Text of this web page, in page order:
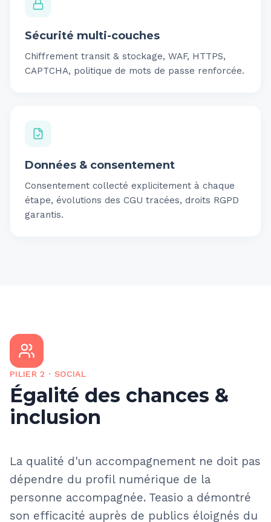
Sécurité multi-couches
Chiffrement transit & stockage, WAF, HTTPS,
CAPTCHA, politique de mots de passe renforcée.
Données & consentement
Consentement collecté explicitement à chaque
étape, évolutions des CGU tracées, droits RGPD
garantis.
PILIER2 · SOCIAL
Égalité des chances &
inclusion
La qualité d'un accompagnement ne doit pas
dépendre du profil numérique de la
personne accompagnée. Teasio a démontré
son efficacité auprès de publics éloignés du